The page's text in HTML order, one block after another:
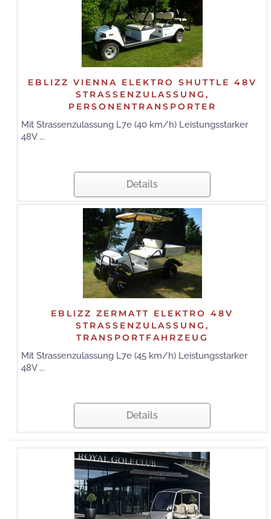
EBLIZZ VIENNA ELEKTRO SHUTTLE 48V
STRASSENZULASSUNG,
PERSONENTRANSPORTER
Mit Strassenzulassung L7e (40 km/h) Leistungsstarker
48V ...
Details
EBLIZZ ZERMATT ELEKTRO 48V
STRASSENZULASSUNG,
TRANSPORTFAHRZEUG
Mit Strassenzulassung L7e (45 km/h) Leistungsstarker
48V ...
Details